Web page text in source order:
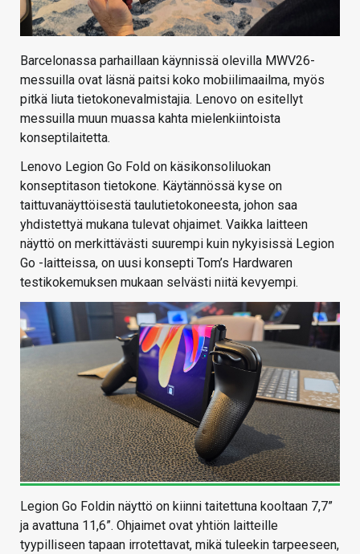
Barcelonassa parhaillaan käynnissä olevilla MWV26-
messuilla ovat läsnä paitsi koko mobiilimaailma, myös
pitkä liuta tietokonevalmistajia. Lenovo on esitellyt
messuilla muun muassa kahta mielenkiintoista
konseptilaitetta.
Lenovo Legion Go Fold on käsikonsoliluokan
konseptitason tietokone. Käytännössä kyse on
taittuvanäyttöisestä taulutietokoneesta, johon saa
yhdistettyä mukana tulevat ohjaimet. Vaikka laitteen
näyttö on merkittävästi suurempi kuin nykyisissä Legion
Go -laitteissa, on uusi konsepti Tom’s Hardwaren
testikokemuksen mukaan selvästi niitä kevyempi.
Legion Go Foldin näyttö on kiinni taitettuna kooltaan 7,7”
ja avattuna 11,6”. Ohjaimet ovat yhtiön laitteille
tyypilliseen tapaan irrotettavat, mikä tuleekin tarpeeseen,